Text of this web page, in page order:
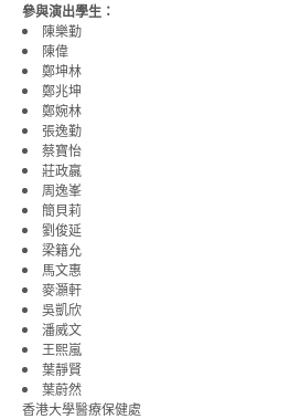
參與演出學生：
陳樂勤
陳偉
鄭坤林
鄭兆坤
鄭婉林
張逸勤
蔡寶怡
莊政嬴
周逸峯
簡貝莉
劉俊延
梁籍允
馬文惠
麥灝軒
吳凱欣
潘威文
王熙嵐
葉靜賢
葉蔚然
香港大學醫療保健處